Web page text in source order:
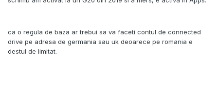
ca o regula de baza ar trebui sa va faceti contul de connected
drive pe adresa de germania sau uk deoarece pe romania e
destul de limitat.